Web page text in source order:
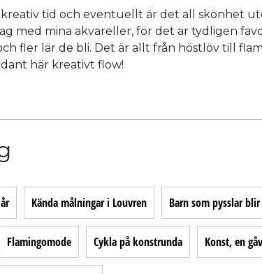
tid och eventuellt är det all skönhet
med mina akvareller, för det är tydligen
fler lär de bli. Det är allt från höstlöv till
här kreativt flow!
Kända målningar i Louvren Barn som pysslar
Flamingomode Cykla på konstrunda Konst, en